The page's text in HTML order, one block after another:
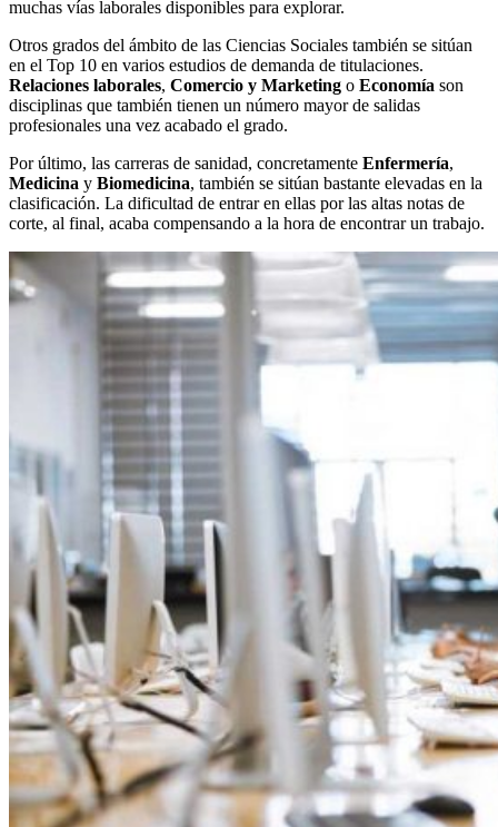
muchas vías laborales disponibles para explorar.
Otros grados del ámbito de las Ciencias Sociales también se sitúan
en el Top 10 en varios estudios de demanda de titulaciones.
Relaciones laborales, Comercio y Marketing o Economía son
disciplinas que también tienen un número mayor de salidas
profesionales una vez acabado el grado.
Por último, las carreras de sanidad, concretamente Enfermería,
Medicina y Biomedicina, también se sitúan bastante elevadas en la
clasificación. La dificultad de entrar en ellas por las altas notas de
corte, al final, acaba compensando a la hora de encontrar un trabajo.